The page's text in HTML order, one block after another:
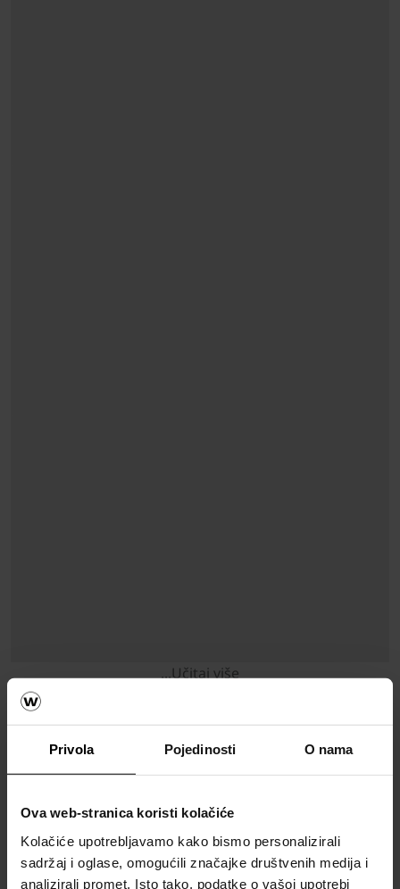
Privola Pojedinosti O nama
Ova web-stranica koristi kolačiće
Kolačiće upotrebljavamo kako bismo personalizirali
sadržaj i oglase, omogućili značajke društvenih medija i
analizirali promet. Isto tako, podatke o vašoj upotrebi
...Učitaj više
Ostali tipovi referentnih
objekata